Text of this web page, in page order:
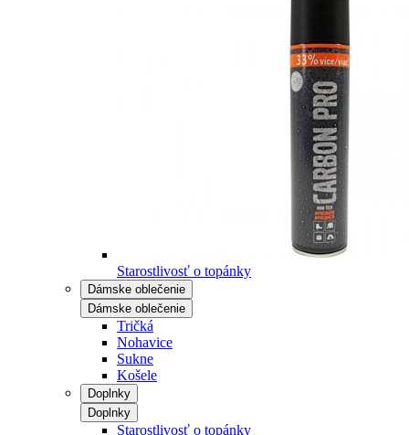
Starostlivosť o topánky
Dámske oblečenie
Dámske oblečenie
Tričká
Nohavice
Sukne
Košele
Doplnky
Doplnky
Starostlivosť o topánky